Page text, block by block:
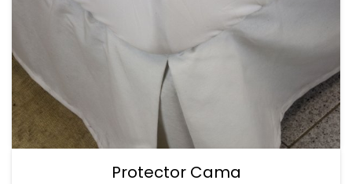
Protector Cama